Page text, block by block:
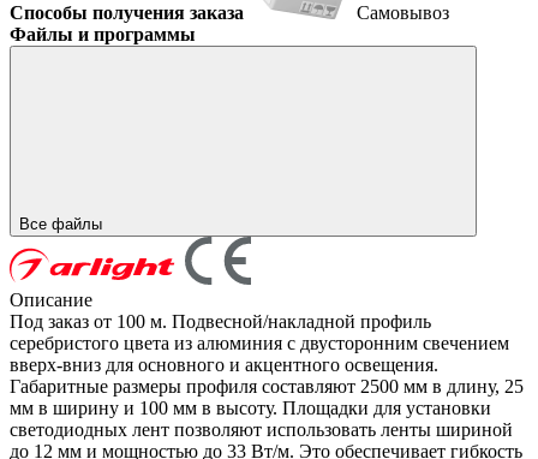
Способы получения заказа
Самовывоз
Файлы и программы
Все файлы
Описание
Под заказ от 100 м. Подвесной/накладной профиль
серебристого цвета из алюминия с двусторонним свечением
вверх-вниз для основного и акцентного освещения.
Габаритные размеры профиля составляют 2500 мм в длину, 25
мм в ширину и 100 мм в высоту. Площадки для установки
светодиодных лент позволяют использовать ленты шириной
до 12 мм и мощностью до 33 Вт/м. Это обеспечивает гибкость